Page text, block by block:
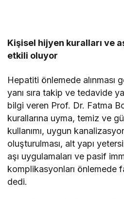
Kişisel hijyen kuralları ve
etkili oluyor
Hepatiti önlemede alınması
yanı sıra takip ve tedavide
bilgi veren Prof. Dr. Fatma
kurallarına uyma, temiz ve
kullanımı, uygun
oluşturulması, alt yapı
aşı uygulamaları ve pasif
komplikasyonları önlemede
dedi.